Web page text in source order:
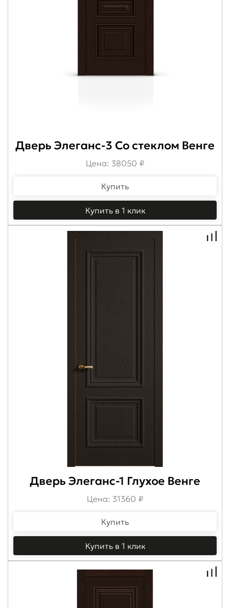
Дверь Элеганс-3 Со стеклом Венге
Цена: 38050 ₽
Купить
Купить в 1 клик
Дверь Элеганс-1 Глухое Венге
Цена: 31360 ₽
Купить
Купить в 1 клик